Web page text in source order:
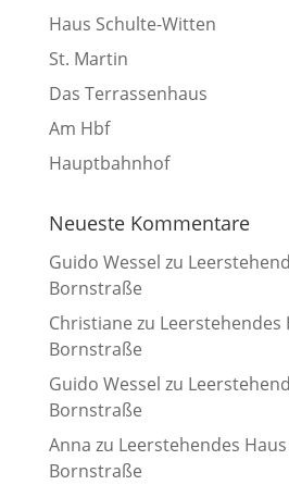
Haus Schulte-Witten
St. Martin
Das Terrassenhaus
Am Hbf
Hauptbahnhof
Neueste Kommentare
Guido Wessel zu
Bornstraße
Christiane zu Leerstehendes
Bornstraße
Guido Wessel zu
Bornstraße
Anna zu Leerstehendes
Bornstraße